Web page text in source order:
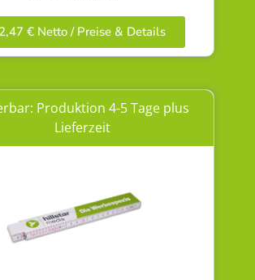
€ Netto / Preise & Details
Produktion 4-5 Tage plus
Lieferzeit